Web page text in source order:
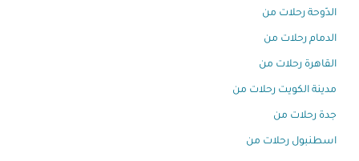
الدّوحة رحلات من
الدمام رحلات من
القاهرة رحلات من
مدينة الكويت رحلات من
جدة رحلات من
اسطنبول رحلات من